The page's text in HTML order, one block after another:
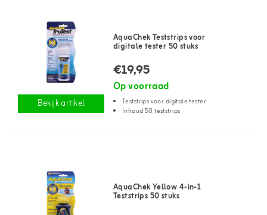
Bekijk artikel
AquaChek Teststrips voor
digitale tester 50 stuks
€19,95
Op voorraad
Teststrips voor digitale tester
Inhoud 50 teststrips
AquaChek Yellow 4-in-1
Teststrips 50 stuks